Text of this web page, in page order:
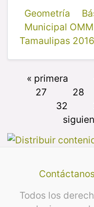
Geometría
Municipal OMM
Tamaulipas 2016
« primera
27
28
32
Contáctanos
Todos los